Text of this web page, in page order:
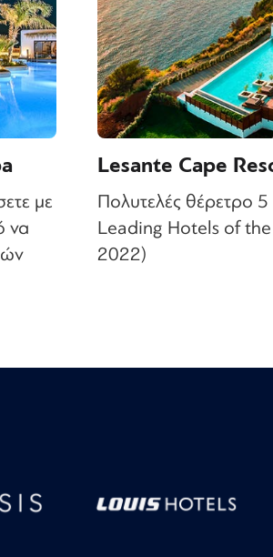
με
να
Lesante Cape
Πολυτελές θέρετρο
Leading Hotels of the
2022)